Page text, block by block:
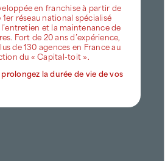
en franchise à partir de
réseau national spécialisé
et la maintenance de
Fort de 20 ans d’expérience,
de 130 agences en France au
du « Capital-toit ».
la durée de vie de vos